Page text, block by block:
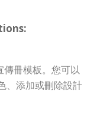
冊模板。您可以
、添加或刪除設計